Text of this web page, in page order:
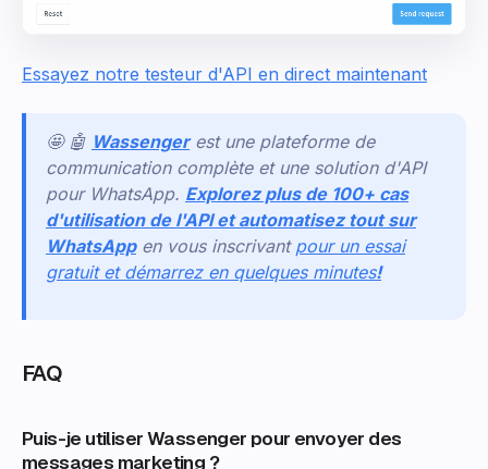
Essayez notre testeur d'API en direct maintenant
🤩 🤖 Wassenger est une plateforme de
communication complète et une solution d'API
pour WhatsApp. Explorez plus de 100+ cas
d'utilisation de l'API et automatisez tout sur
WhatsApp en vous inscrivant pour un essai
gratuit et démarrez en quelques minutes!
FAQ
Puis-je utiliser Wassenger pour envoyer des
messages marketing ?